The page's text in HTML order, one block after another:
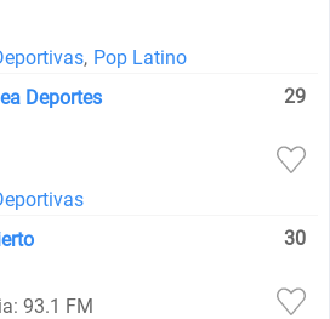
, Pop Latino
Deportes
29
30
93.1 FM